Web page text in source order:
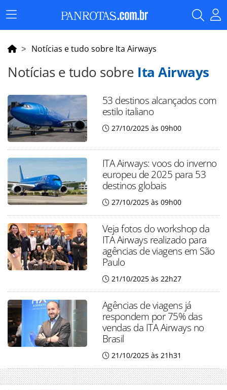
Menu
Principal
Notícias e tudo sobre Ita Airways
Notícias e tudo sobre Ita Airways
53 destinos alcançados com
estilo italiano
27/10/2025 às 09h00
ITA Airways: voos do inverno
europeu de 2025 para 53
destinos globais
27/10/2025 às 09h00
Veja fotos do workshop da
ITA Airways realizado para
agências de viagens em São
Paulo
21/10/2025 às 22h27
Agências de viagens já
respondem por 75% das
vendas da ITA Airways no
Brasil
21/10/2025 às 21h31